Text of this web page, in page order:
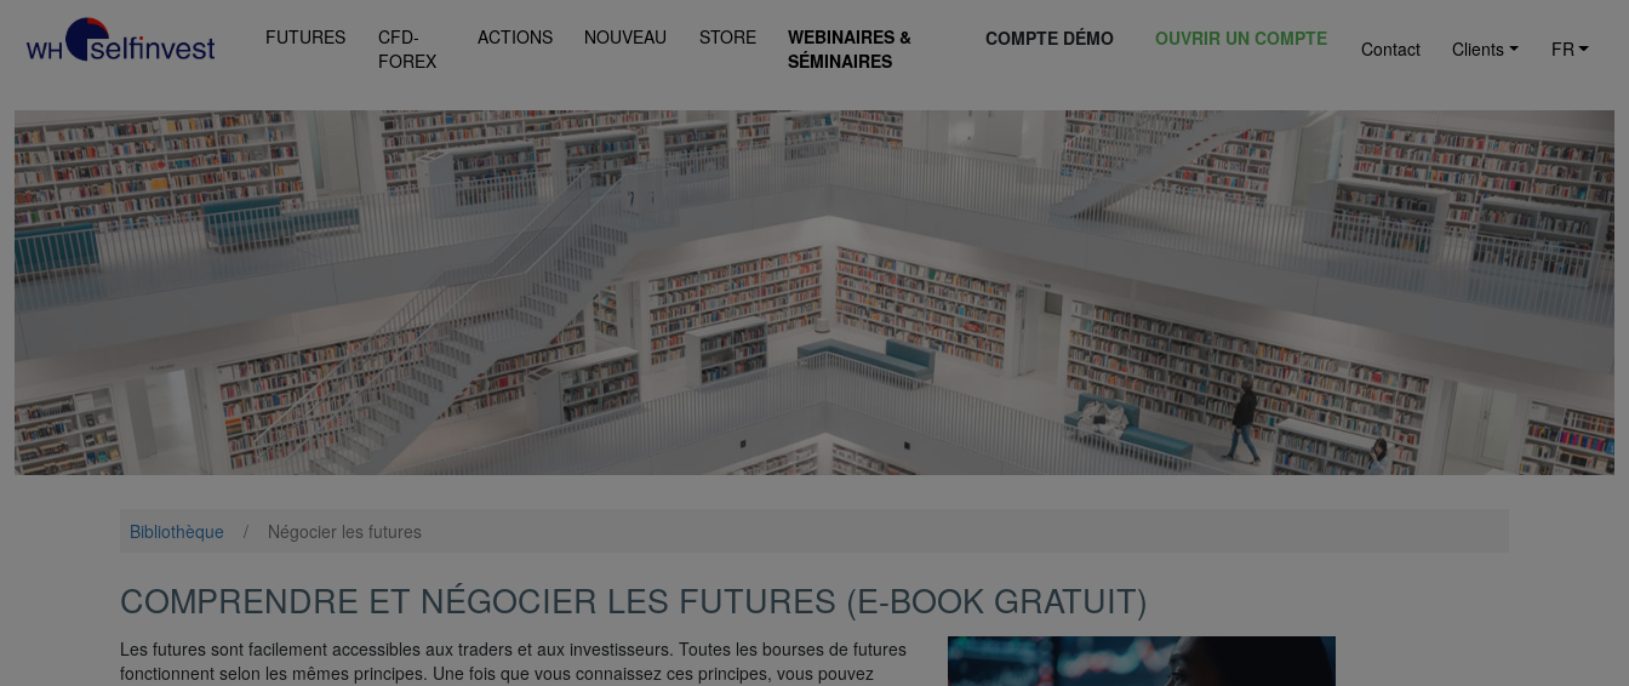
FUTURES
CFD-
FOREX
ACTIONS NOUVEAU STORE
WEBINAIRES &
SÉMINAIRES
COMPTE DÉMO OUVRIR UN COMPTE Contact Clients FR
Bibliothèque / Négocier les futures
COMPRENDRE ET NÉGOCIER LES FUTURES (E-BOOK GRATUIT)
Les futures sont facilement accessibles aux traders et aux investisseurs. Toutes les bourses de futures
fonctionnent selon les mêmes principes. Une fois que vous connaissez ces principes, vous pouvez